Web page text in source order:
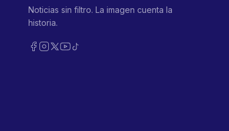
Noticias sin filtro. La imagen cuenta la
historia.